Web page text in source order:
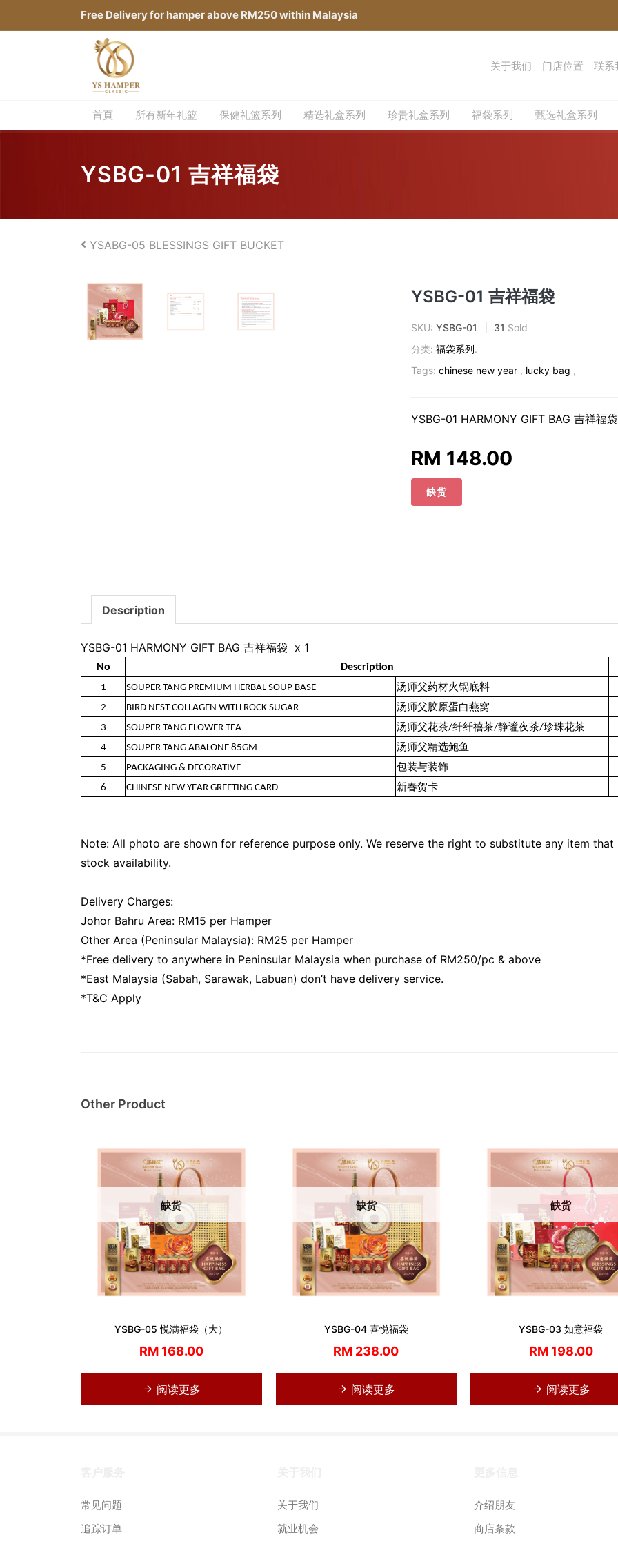
Free Delivery for hamper above RM250 within Malaysia
关于我们 门店位置 联系
首頁 所有新年礼篮 保健礼篮系列 精选礼盒系列 珍贵礼盒系列 福袋系列 甄选礼盒系列
YSBG-01 吉祥福袋
YSABG-05 BLESSINGS GIFT BUCKET
YSBG-01 吉祥福袋
SKU:YSBG-01 31 Sold
分类:福袋系列.
Tags: chinese new year , lucky bag ,
YSBG-01 HARMONY GIFT BAG 吉祥福
RM 148.00
缺货
Description
YSBG-01 HARMONY GIFT BAG 吉祥福袋 x 1
No Description
1 SOUPER TANG PREMIUM HERBAL SOUP BASE
汤师父药材火锅底料
2
BIRD NEST COLLAGEN WITH ROCK SUGAR
汤师父胶原蛋白燕窝
3
SOUPER TANG FLOWER TEA
汤师父花茶/纤纤禧茶/静谧夜茶/珍珠花茶
4
SOUPER TANG ABALONE 85GM
汤师父精选鲍鱼
5
PACKAGING & DECORATIVE
包装与装饰
6
CHINESE NEW YEAR GREETING CARD 新春贺卡
Note: All photo are shown for reference purpose only. We reserve the right to substitute any item
stock availability.
Delivery Charges:
Johor Bahru Area: RM15 per Hamper
Other Area (Peninsular Malaysia): RM25 per Hamper
*Free delivery to anywhere in Peninsular Malaysia when purchase of RM250/pc & above
*East Malaysia (Sabah, Sarawak, Labuan) don’t have delivery service.
*T&C Apply
Other Product
缺货
YSBG-05 悦满福袋（大）
RM 168.00
阅读更多
缺货
YSBG-04 喜悦福袋
RM 238.00
阅读更多
缺货
YSBG-03 如意福袋
RM 198.00
阅读更多
常见问题
追踪订单
关于我们
就业机会
介绍朋友
商店条款